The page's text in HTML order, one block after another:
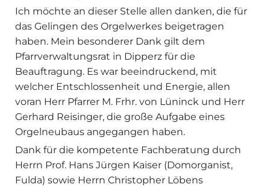
Ich möchte an dieser Stelle allen danken, die für
das Gelingen des Orgelwerkes beigetragen
haben. Mein besonderer Dank gilt dem
Pfarrverwaltungsrat in Dipperz für die
Beauftragung. Es war beeindruckend, mit
welcher Entschlossenheit und Energie, allen
voran Herr Pfarrer M. Frhr. von Lüninck und Herr
Gerhard Reisinger, die große Aufgabe eines
Orgelneubaus angegangen haben.
Dank für die kompetente Fachberatung durch
Herrn Prof. Hans Jürgen Kaiser (Domorganist,
Fulda) sowie Herrn Christopher Löbens